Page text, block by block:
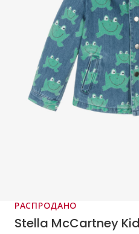
РАСПРОДАНО
Stella McCartney